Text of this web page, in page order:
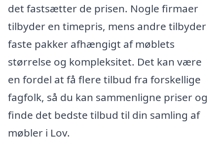
det fastsætter de prisen. Nogle firmaer
tilbyder en timepris, mens andre tilbyder
faste pakker afhængigt af møblets
størrelse og kompleksitet. Det kan være
en fordel at få flere tilbud fra forskellige
fagfolk, så du kan sammenligne priser og
finde det bedste tilbud til din samling af
møbler i Lov.